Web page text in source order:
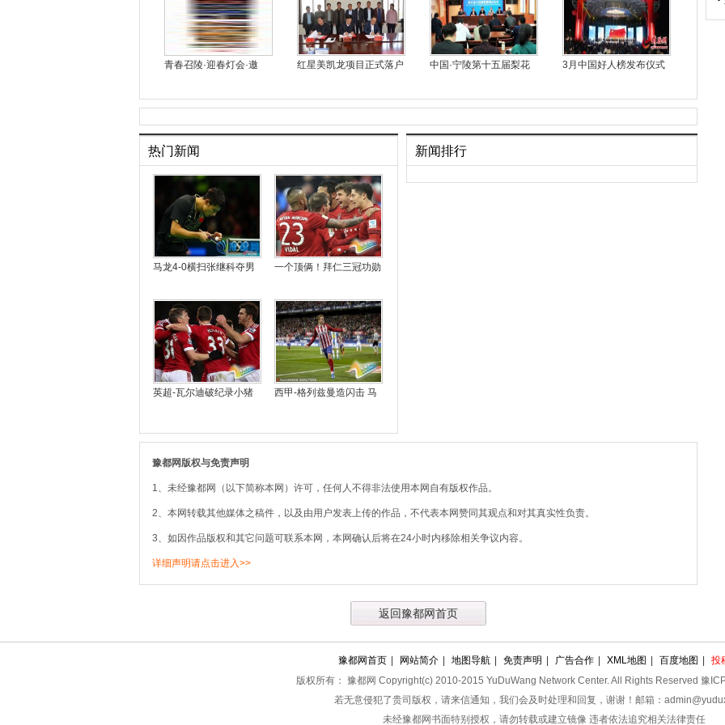
青春召陵·迎春灯会·邀 红星美凯龙项目正式落户 中国·宁陵第十五届梨花 3月中国好人榜发布仪式
热门新闻
马龙4-0横扫张继科夺男 一个顶俩！拜仁三冠功勋
英超-瓦尔迪破纪录小猪 西甲-格列兹曼造闪击 马
新闻排行
豫都网版权与免责声明
1、未经豫都网（以下简称本网）许可，任何人不得非法使用本网自有版权作品。
2、本网转载其他媒体之稿件，以及由用户发表上传的作品，不代表本网赞同其观点和对其真实性负责。
3、如因作品版权和其它问题可联系本网，本网确认后将在24小时内移除相关争议内容。
详细声明请点击进入>>
返回豫都网首页
豫都网首页 网站简介 地图导航 免责声明 广告合作 XML地图 百度地图
投
版权所有： 豫都网 Copyright(c) 2010-2015 YuDuWang Network Center. All Rights Reserved 豫
若无意侵犯了贵司版权，请来信通知，我们会及时处理和回复，谢谢！邮箱：
未经豫都网书面特别授权，请勿转载或建立镜像 违者依法追究相关法律责任